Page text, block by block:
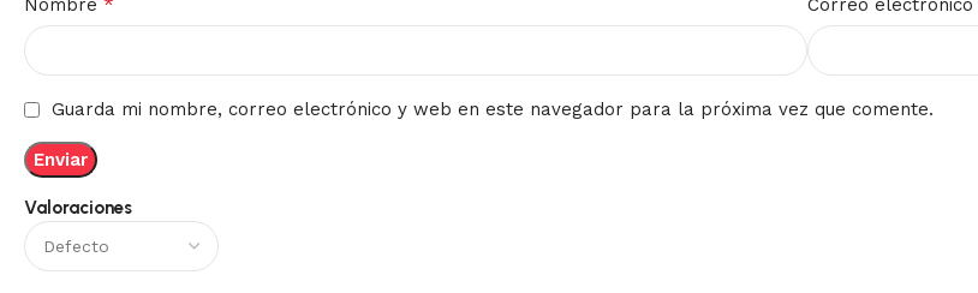
Valoraciones
Nombre Correo electrónico
Guarda mi nombre, correo electrónico y web en este navegador para la próxima vez que comente.